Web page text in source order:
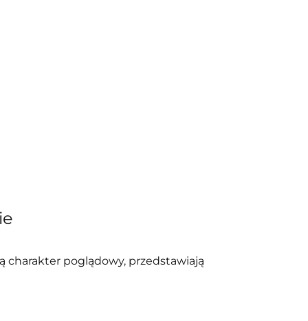
charakter poglądowy, przedstawiają